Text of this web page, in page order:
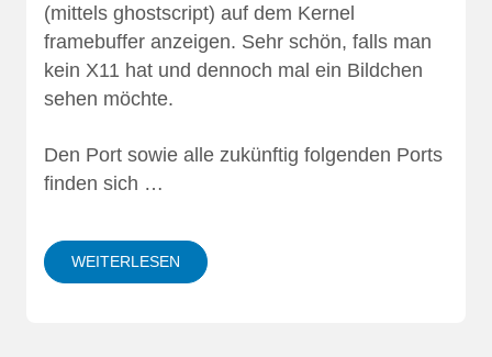
(mittels ghostscript) auf dem Kernel
framebuffer anzeigen. Sehr schön, falls man
kein X11 hat und dennoch mal ein Bildchen
sehen möchte.
Den Port sowie alle zukünftig folgenden Ports
finden sich …
WEITERLESEN